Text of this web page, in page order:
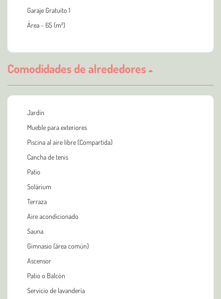
Garaje Gratuito 1
Área - 65 (m²)
Comodidades de alrededores
Jardín
Mueble para exteriores
Piscina al aire libre (Compartida)
Cancha de tenis
Patio
Solárium
Terraza
Aire acondicionado
Sauna
Gimnasio (área común)
Ascensor
Patio o Balcón
Servicio de lavandería